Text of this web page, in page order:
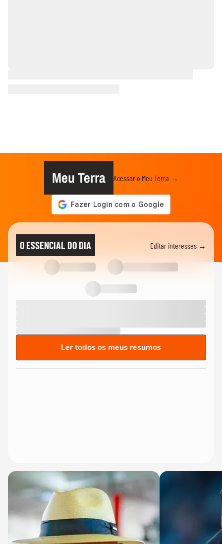
Meu Terra Acessar o Meu Terra →
O ESSENCIAL DO DIA Editar interesses →
Ler todos os meus resumos